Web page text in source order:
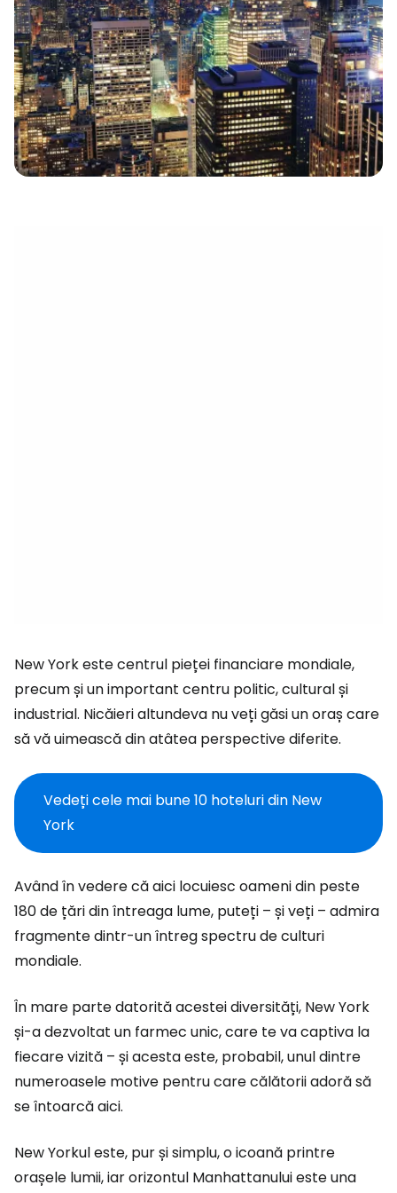
New York este centrul pieței financiare mondiale,
precum și un important centru politic, cultural și
industrial. Nicăieri altundeva nu veți găsi un oraș care
să vă uimească din atâtea perspective diferite.
Vedeți cele mai bune 10 hoteluri din New
York
Având în vedere că aici locuiesc oameni din peste
180 de țări din întreaga lume, puteți – și veți – admira
fragmente dintr-un întreg spectru de culturi
mondiale.
În mare parte datorită acestei diversități, New York
și-a dezvoltat un farmec unic, care te va captiva la
fiecare vizită – și acesta este, probabil, unul dintre
numeroasele motive pentru care călătorii adoră să
se întoarcă aici.
New Yorkul este, pur și simplu, o icoană printre
orașele lumii, iar orizontul Manhattanului este una